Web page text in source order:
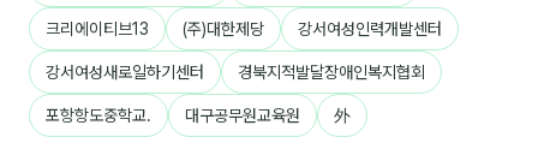
AI 웹앱
등급 · 포인트
문의
크리에이티브13 (주)대한제당 강서여성인력개발센터
강서여성새로일하기센터 경북지적발달장애인복지협회
포항항도중학교. 대구공무원교육원 外